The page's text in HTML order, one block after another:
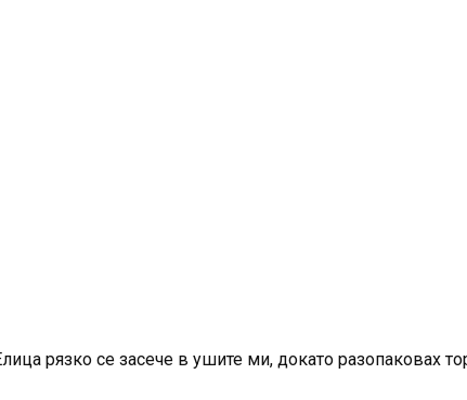
рязко се засече в ушите ми, докато разопаковах